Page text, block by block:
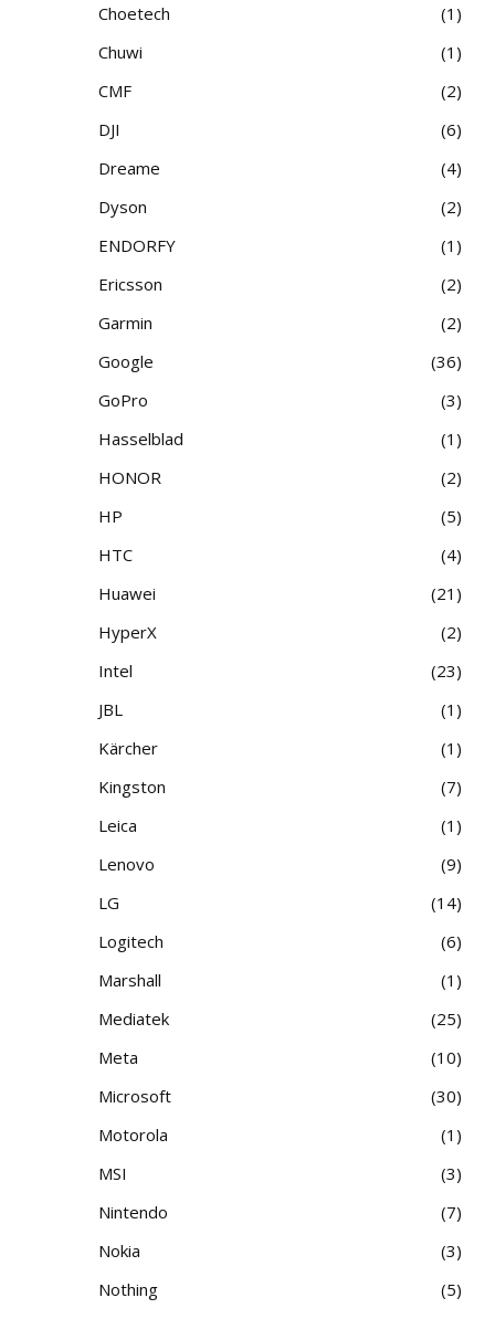
Choetech
1
Chuwi
1
CMF
2
DJI
6
Dreame
4
Dyson
2
ENDORFY
1
Ericsson
2
Garmin
2
Google
36
GoPro
3
Hasselblad
1
HONOR
2
HP
5
HTC
4
Huawei
21
HyperX
2
Intel
23
JBL
1
Kärcher
1
Kingston
7
Leica
1
Lenovo
9
LG
14
Logitech
6
Marshall
1
Mediatek
25
Meta
10
Microsoft
30
Motorola
1
MSI
3
Nintendo
7
Nokia
3
Nothing
5